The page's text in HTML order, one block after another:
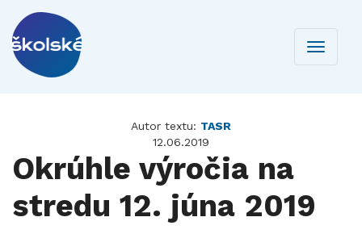
Toggle
Autor textu: TASR
12.06.2019
Okrúhle výročia na
stredu 12. júna 2019